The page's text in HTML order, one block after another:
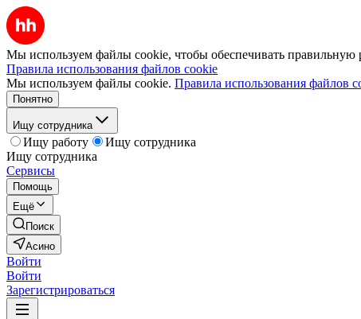
Мы используем файлы cookie, чтобы обеспечивать правильную
Правила использования файлов cookie
Мы используем файлы cookie. Правила использования файлов
Понятно
Ищу сотрудника
Ищу работу
Ищу сотрудника
Ищу сотрудника
Сервисы
Помощь
Ещё
Поиск
Асино
Войти
Войти
Зарегистрироваться